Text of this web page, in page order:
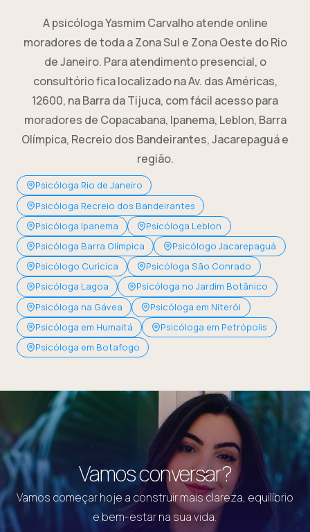
A psicóloga Yasmim Carvalho atende online
moradores de toda a Zona Sul e Zona Oeste do Rio
de Janeiro. Para atendimento presencial, o
consultório fica localizado na Av. das Américas,
12600, na Barra da Tijuca, com fácil acesso para
moradores de Copacabana, Ipanema, Leblon, Barra
Olímpica, Recreio dos Bandeirantes, Jacarepaguá e
região.
Psicóloga Rio de Janeiro
Psicóloga Recreio dos Bandeirantes
Psicóloga Ipanema
Psicóloga Leblon
Psicóloga Barra Olímpica
Psicólogo Jacarepaguá
Psicólogo Curicica
Psicóloga São Conrado
Psicóloga Lagoa
Psicóloga no Jardim Botânico
Psicóloga na Gávea
Psicóloga em Niterói
Psicóloga em Humaitá
Psicóloga em Petrópolis
Psicóloga em Botafogo
Vamos conversar?
Vamos começar hoje a construir mais clareza, equilíbrio
e bem-estar na sua vida.